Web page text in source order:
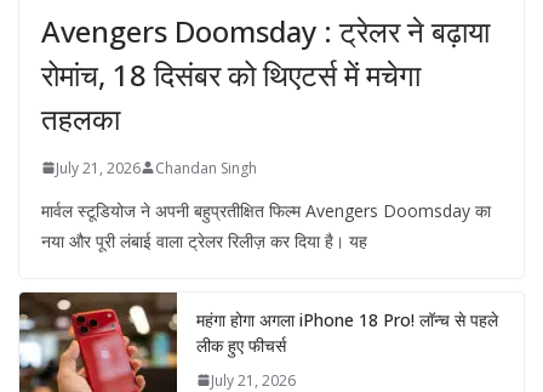
Avengers Doomsday : ट्रेलर ने बढ़ाया
रोमांच, 18 दिसंबर को थिएटर्स में मचेगा
तहलका
July 21, 2026 Chandan Singh
मार्वल स्टूडियोज ने अपनी बहुप्रतीक्षित फिल्म Avengers Doomsday का
नया और पूरी लंबाई वाला ट्रेलर रिलीज़ कर दिया है। यह
महंगा होगा अगला iPhone 18 Pro! लॉन्च से पहले
लीक हुए फीचर्स
July 21, 2026